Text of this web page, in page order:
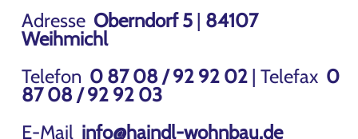
Adresse Oberndorf 5| 84107
Weihmichl
Telefon 0 87 08 / 92 92 02 | Telefax 0
87 08 / 92 92 03
E-Mail info@haindl-wohnbau.de